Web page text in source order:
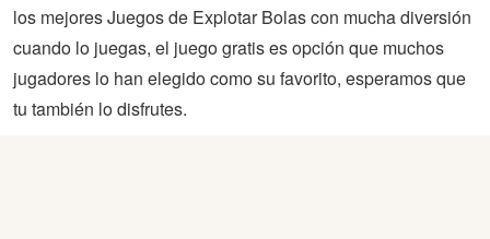
los mejores Juegos de Explotar Bolas con mucha diversión
cuando lo juegas, el juego gratis es opción que muchos
jugadores lo han elegido como su favorito, esperamos que
tu también lo disfrutes.